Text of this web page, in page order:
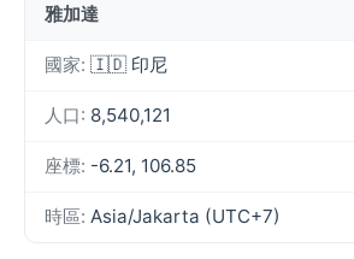
雅加達
國家: 🇮🇩 印尼
人口: 8,540,121
座標: -6.21, 106.85
時區: Asia/Jakarta (UTC+7)